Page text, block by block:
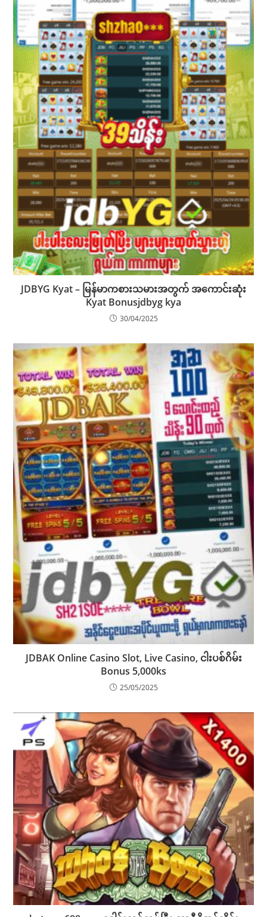
JDBYG Kyat – မြန်မာကစားသမားအတွက် အကောင်းဆုံး
Kyat Bonusjdbyg kya
30/04/2025
JDBAK Online Casino Slot, Live Casino, ငါးပစ်ဂိမ်း
Bonus 5,000ks
25/05/2025